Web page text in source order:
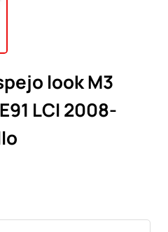
look M3
LCI 2008-